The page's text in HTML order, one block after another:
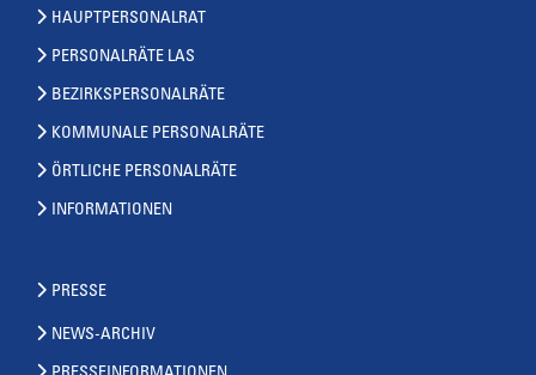
HAUPTPERSONALRAT
PERSONALRÄTE LAS
BEZIRKSPERSONALRÄTE
KOMMUNALE PERSONALRÄTE
ÖRTLICHE PERSONALRÄTE
INFORMATIONEN
PRESSE
NEWS-ARCHIV